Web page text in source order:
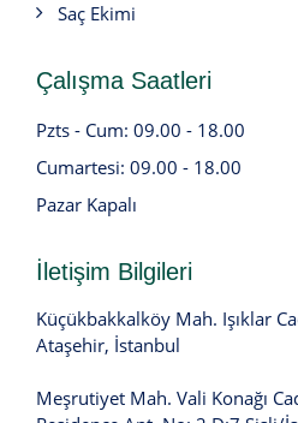
Saç Ekimi
Çalışma Saatleri
Pzts - Cum: 09.00 - 18.00
Cumartesi: 09.00 - 18.00
Pazar Kapalı
İletişim Bilgileri
Küçükbakkalköy Mah. Işıklar
Ataşehir, İstanbul
Meşrutiyet Mah. Vali Konağı